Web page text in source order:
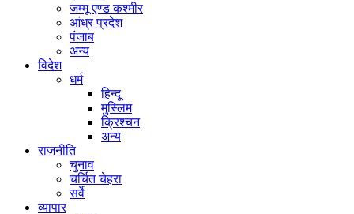
जम्मू एण्ड कश्मीर
आंध्र प्रदेश
पंजाब
अन्य
विदेश
धर्म
हिन्दू
मुस्लिम
क्रिश्चन
अन्य
राजनीति
चुनाव
चर्चित चेहरा
सर्वे
व्यापार